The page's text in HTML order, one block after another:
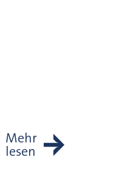
Mehr
lesen